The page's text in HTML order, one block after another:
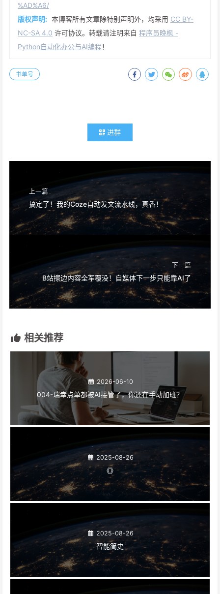
%AD%A6/
版权声明: 本博客所有文章除特别声明外，均采用 CC BY-
NC-SA 4.0 许可协议。转载请注明来自 程序员晚枫 -
Python自动化办公与AI编程！
书单号
进群
上一篇
搞定了！我的Coze自动发文流水线，真香！
下一篇
B站擦边内容全军覆没！自媒体下一步只能靠AI了
相关推荐
2026-06-10
004-瑞幸点单都被AI接管了，你还在手动加班？
2025-08-26
《》
2025-08-26
智能简史